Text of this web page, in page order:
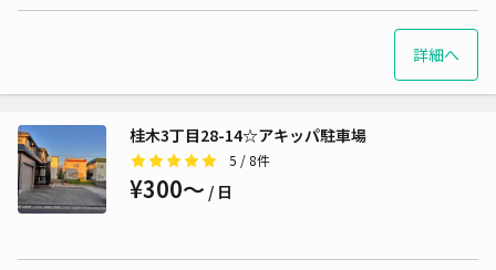
詳細へ
桂木3丁目28-14☆アキッパ駐車場
5 / 8件
¥300〜 / 日